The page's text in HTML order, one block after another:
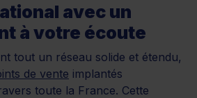
avec un
à votre écoute
tout un réseau solide et étendu,
de vente implantés
toute la France. Cette